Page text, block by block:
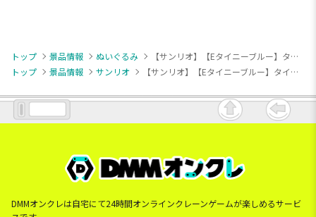
トップ 景品情報 ぬいぐるみ
【サンリオ】【Eタイニーブルー】タイニーチャム カラフルアイスクリームBIGぬいぐるみ
トップ
景品情報 サンリオ 【サンリオ】【Eタイニーブルー】タイニーチャム カラフルアイスクリームBIGぬいぐるみ
DMMオンクレは自宅にて24時間オンラインクレーンゲームが楽しめるサービ